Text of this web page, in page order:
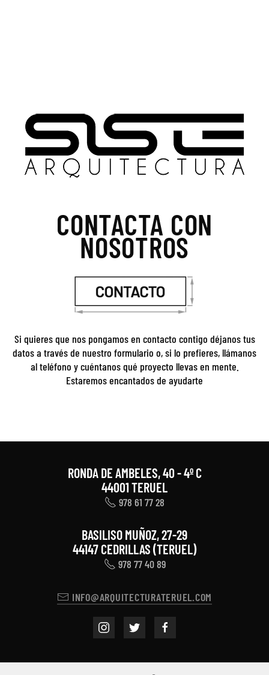
CONTACTA CON
NOSOTROS
Si quieres que nos pongamos en contacto contigo déjanos tus
datos a través de nuestro formulario o, si lo prefieres, llámanos
al teléfono y cuéntanos qué proyecto llevas en mente.
Estaremos encantados de ayudarte
RONDA DE AMBELES, 40 - 4º C
44001 TERUEL
978 61 77 28
BASILISO MUÑOZ, 27-29
44147 CEDRILLAS (TERUEL)
978 77 40 89
INFO@ARQUITECTURATERUEL.COM